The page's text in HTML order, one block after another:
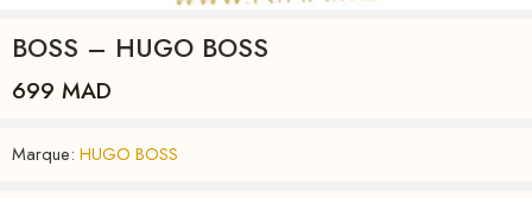
BOSS – HUGO BOSS
699 MAD
Marque: HUGO BOSS